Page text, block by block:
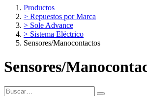
Productos
> Repuestos por Marca
> Sole Advance
> Sistema Eléctrico
Sensores/Manocontactos
Sensores/